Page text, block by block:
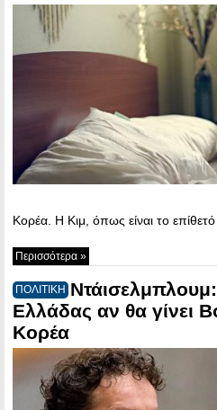
Κορέα. Η Κιμ, όπως είναι το επίθετό
Περισσότερα »
ΠΟΛΙΤΙΚΗ Ντάισελμπλουμ:
Ελλάδας αν θα γίνει
Κορέα